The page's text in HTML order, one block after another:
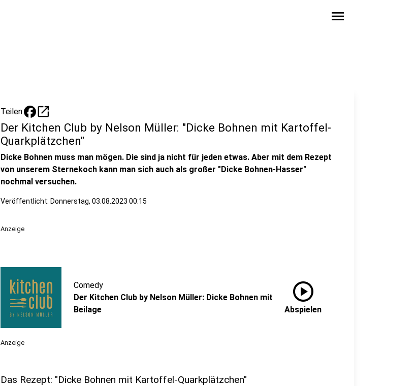
menu
Teilen: open_in_new
Der Kitchen Club by Nelson Müller: "Dicke Bohnen mit Kartoffel-
Quarkplätzchen"
Dicke Bohnen muss man mögen. Die sind ja nicht für jeden etwas. Aber mit dem Rezept
von unserem Sternekoch kann man sich auch als großer "Dicke Bohnen-Hasser"
nochmal versuchen.
Veröffentlicht: Donnerstag, 03.08.2023 00:15
Anzeige
Comedy
Der Kitchen Club by Nelson Müller: Dicke Bohnen mit
Beilage
play_circle
Abspielen
Anzeige
Das Rezept: "Dicke Bohnen mit Kartoffel-Quarkplätzchen"